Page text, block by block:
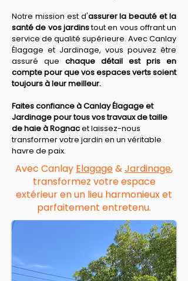
Notre mission est d'assurer la beauté et la
santé de vos jardins tout en vous offrant un
service de qualité supérieure. Avec Canlay
Élagage et Jardinage, vous pouvez être
assuré que chaque détail est pris en
compte pour que vos espaces verts soient
toujours à leur meilleur.
Faites confiance à Canlay Élagage et
Jardinage pour tous vos travaux de taille
de haie à Rognac et laissez-nous
transformer votre jardin en un véritable
havre de paix.
Avec Canlay Elagage&Jardinage,
transformez votre espace
extérieur en un lieu harmonieux et
parfaitement entretenu.